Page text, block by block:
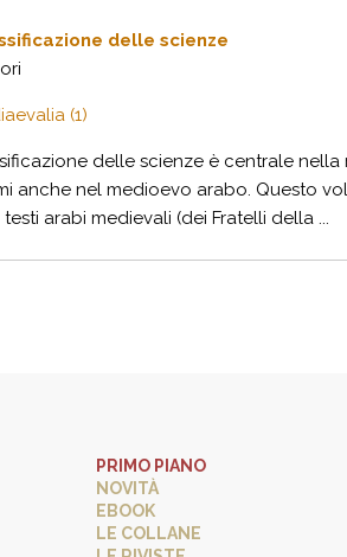
delle scienze
(1)
delle scienze è centrale
anche nel medioevo arabo. Questo
arabi medievali (dei Fratelli della ...
PRIMO PIANO
NOVITÀ
EBOOK
LE COLLANE